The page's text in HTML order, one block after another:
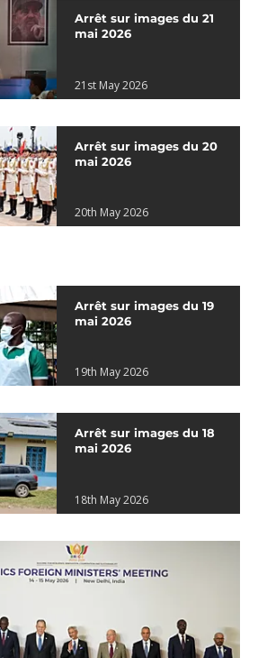
Arrêt sur images du 21
mai 2026
21st May 2026
Arrêt sur images du 20
mai 2026
20th May 2026
Arrêt sur images du 19
mai 2026
19th May 2026
Arrêt sur images du 18
mai 2026
18th May 2026